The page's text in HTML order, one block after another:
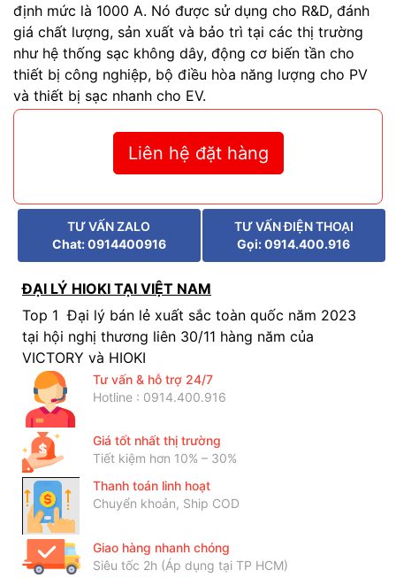
định mức là 1000 A. Nó được sử dụng cho R&D, đánh
giá chất lượng, sản xuất và bảo trì tại các thị trường
như hệ thống sạc không dây, động cơ biến tần cho
thiết bị công nghiệp, bộ điều hòa năng lượng cho PV
và thiết bị sạc nhanh cho EV.
Liên hệ đặt hàng
TƯ VẤN ZALO
Chat: 0914400916
TƯ VẤN ĐIỆN THOẠI
Gọi: 0914.400.916
ĐẠI LÝ HIOKI TẠI VIỆT NAM
Top 1 Đại lý bán lẻ xuất sắc toàn quốc năm 2023
tại hội nghị thương liên 30/11 hàng năm của
VICTORY và HIOKI
Tư vấn & hỗ trợ 24/7
Hotline : 0914.400.916
Giá tốt nhất thị trường
Tiết kiệm hơn 10% – 30%
Thanh toán linh hoạt
Chuyển khoản, Ship COD
Giao hàng nhanh chóng
Siêu tốc 2h (Áp dụng tại TP HCM)